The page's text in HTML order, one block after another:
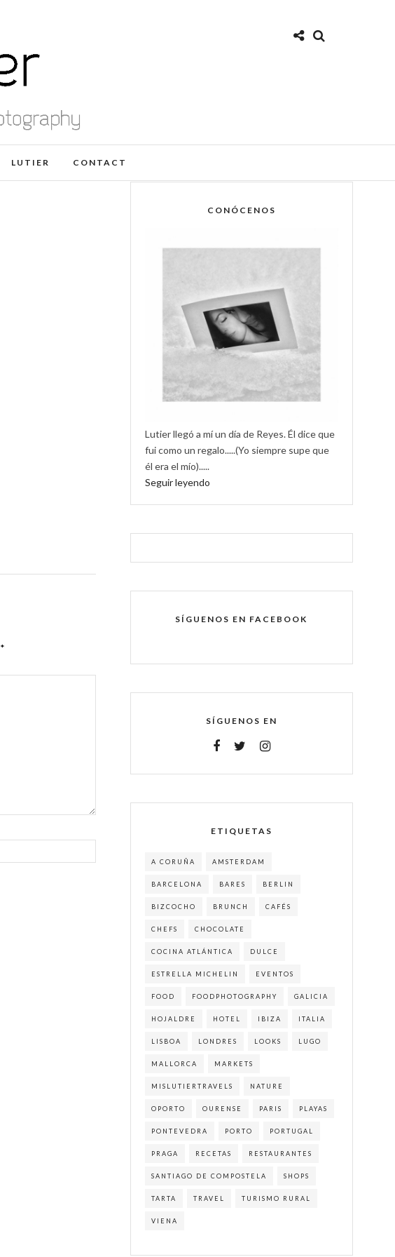
LUTIER CONTACT
*
CONÓCENOS
Lutier llegó a mí un día de Reyes. Él dice que
fui como un regalo.....(Yo siempre supe que
él era el mío).....
Seguir leyendo
SÍGUENOS EN FACEBOOK
SÍGUENOS EN
ETIQUETAS
A CORUÑA AMSTERDAM
BARCELONA BARES BERLIN
BIZCOCHO BRUNCH CAFÉS
CHEFS CHOCOLATE
COCINA ATLÁNTICA DULCE
ESTRELLA MICHELIN EVENTOS
FOOD FOODPHOTOGRAPHY GALICIA
HOJALDRE HOTEL IBIZA ITALIA
LISBOA LONDRES LOOKS LUGO
MALLORCA MARKETS
MISLUTIERTRAVELS NATURE
OPORTO OURENSE PARIS PLAYAS
PONTEVEDRA PORTO PORTUGAL
PRAGA RECETAS RESTAURANTES
SANTIAGO DE COMPOSTELA SHOPS
TARTA TRAVEL TURISMO RURAL
VIENA